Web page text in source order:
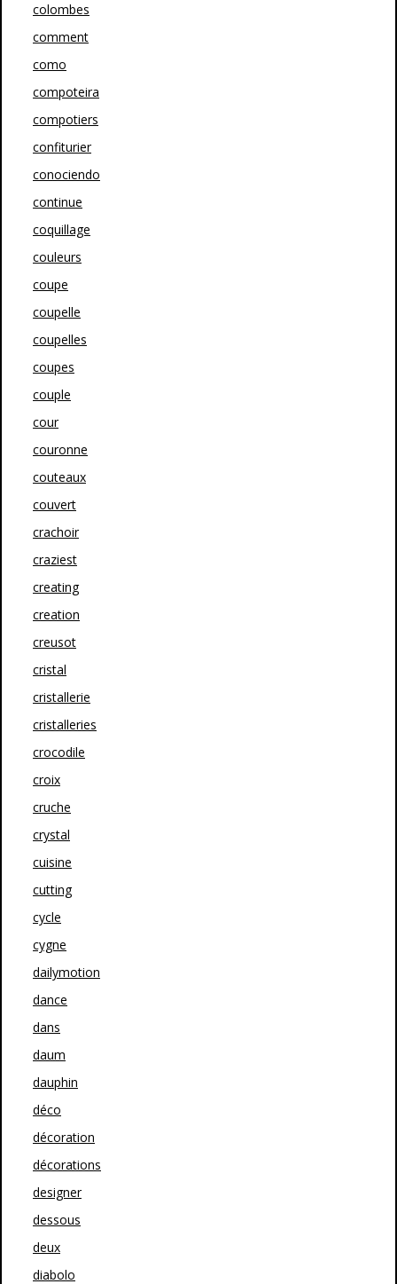
colombes
comment
como
compoteira
compotiers
confiturier
conociendo
continue
coquillage
couleurs
coupe
coupelle
coupelles
coupes
couple
cour
couronne
couteaux
couvert
crachoir
craziest
creating
creation
creusot
cristal
cristallerie
cristalleries
crocodile
croix
cruche
crystal
cuisine
cutting
cycle
cygne
dailymotion
dance
dans
daum
dauphin
déco
décoration
décorations
designer
dessous
deux
diabolo